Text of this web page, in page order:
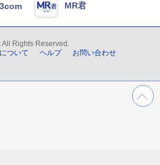
MR君
Rights Reserved.
ついて ヘルプ
お問い合わせ